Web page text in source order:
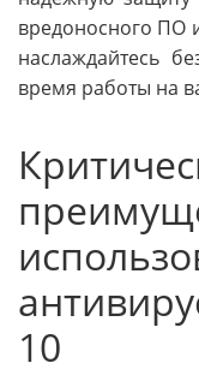
вредоносного ПО
наслаждайтесь
время работы на
10